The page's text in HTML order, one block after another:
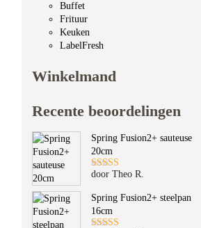
Buffet
Frituur
Keuken
LabelFresh
Winkelmand
Recente beoordelingen
Spring Fusion2+ sauteuse
20cm
Gewaardeerd
door Theo R.
Spring Fusion2+ steelpan
16cm